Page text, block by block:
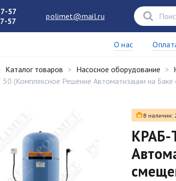
57
57
polimet@mail.ru
О нас
Каталог товаров Насосное оборудование
(Комплексное Решение Автоматизации на
В наличии:
КРАБ-